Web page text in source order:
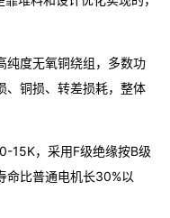
纯度无氧铜绕组，多数功
、铜损、转差损耗，整体
15K，采用F级绝缘按B级
命比普通电机长30%以